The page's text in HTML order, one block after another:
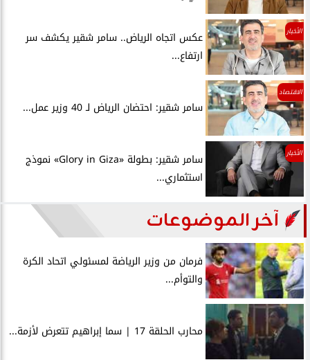
الأخبار
عكس اتجاه الرياض.. سامر شقير يكشف سر
ارتفاع...
الاقتصاد
سامر شقير: احتضان الرياض لـ 40 وزير عمل...
الأخبار
سامر شقير: بطولة «Glory in Giza» نموذج
استثماري...
آخر الموضوعات
فرمان من وزير الرياضة لمسئولي اتحاد الكرة
والتوأم...
محارب الحلقة 17 | سما إبراهيم تتعرض لأزمة...